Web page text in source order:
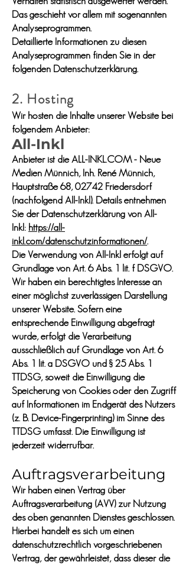
Das geschieht vor allem mit sogenannten
Analyseprogrammen.
Detaillierte Informationen zu diesen
Analyseprogrammen finden Sie in der
folgenden Datenschutzerklärung.
2. Hosting
Wir hosten die Inhalte unserer Website bei
folgendem Anbieter:
All-Inkl
Anbieter ist die ALL-INKL.COM - Neue
Medien Münnich, Inh. René Münnich,
Hauptstraße 68, 02742 Friedersdorf
(nachfolgend All-Inkl). Details entnehmen
Sie der Datenschutzerklärung von All-
Inkl: https://all-
inkl.com/datenschutzinformationen/.
Die Verwendung von All-Inkl erfolgt auf
Grundlage von Art. 6 Abs. 1 lit. f DSGVO.
Wir haben ein berechtigtes Interesse an
einer möglichst zuverlässigen Darstellung
unserer Website. Sofern eine
entsprechende Einwilligung abgefragt
wurde, erfolgt die Verarbeitung
ausschließlich auf Grundlage von Art. 6
Abs. 1 lit. a DSGVO und § 25 Abs. 1
TTDSG, soweit die Einwilligung die
Speicherung von Cookies oder den Zugriff
auf Informationen im Endgerät des Nutzers
(z. B. Device-Fingerprinting) im Sinne des
TTDSG umfasst. Die Einwilligung ist
jederzeit widerrufbar.
Auftragsverarbeitung
Wir haben einen Vertrag über
Auftragsverarbeitung (AVV) zur Nutzung
des oben genannten Dienstes geschlossen.
Hierbei handelt es sich um einen
datenschutzrechtlich vorgeschriebenen
Vertrag, der gewährleistet, dass dieser die